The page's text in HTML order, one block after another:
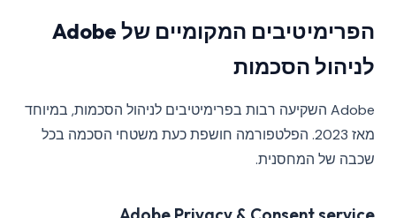
הפרימיטיבים המקומיים של Adobe
לניהול הסכמות
Adobe השקיעה רבות בפרימיטיבים לניהול הסכמות, במיוחד
מאז 2023. הפלטפורמה חושפת כעת משטחי הסכמה בכל
שכבה של המחסנית.